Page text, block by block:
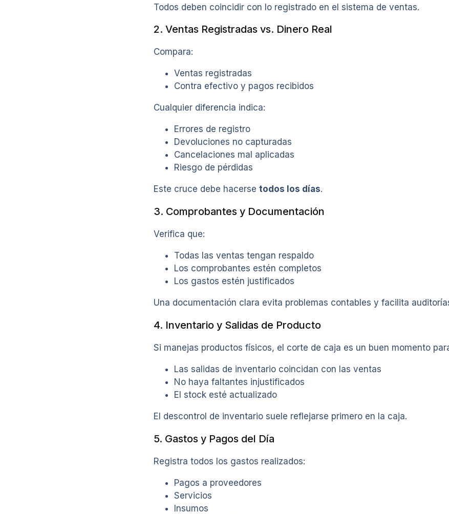
Todos deben coincidir con lo registrado en el sistema de ventas.
2. Ventas Registradas vs. Dinero Real
Compara:
Ventas registradas
Contra efectivo y pagos recibidos
Cualquier diferencia indica:
Errores de registro
Devoluciones no capturadas
Cancelaciones mal aplicadas
Riesgo de pérdidas
Este cruce debe hacerse todos los días.
3. Comprobantes y Documentación
Verifica que:
Todas las ventas tengan respaldo
Los comprobantes estén completos
Los gastos estén justificados
Una documentación clara evita problemas contables y facilita
4. Inventario y Salidas de Producto
Si manejas productos físicos, el corte de caja es un buen momento
Las salidas de inventario coincidan con las ventas
No haya faltantes injustificados
El stock esté actualizado
El descontrol de inventario suele reflejarse primero en la caja.
5. Gastos y Pagos del Día
Registra todos los gastos realizados:
Pagos a proveedores
Servicios
Insumos